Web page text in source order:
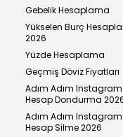
Gebelik Hesaplama
Yükselen Burç
2026
Yüzde Hesaplama
Geçmiş Döviz Fiyatları
Adım Adım Instagram
Hesap Dondurma
Adım Adım Instagram
Hesap Silme 2026